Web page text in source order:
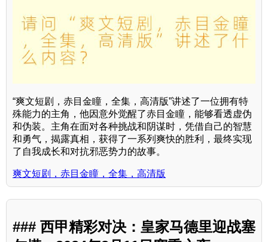
“爽文短剧，赤目金瞳，全集，高清版”讲述了一位拥有特
殊能力的主角，他因意外觉醒了赤目金瞳，能够看透虚伪
和伪装。主角在面对各种挑战和阴谋时，凭借自己的智慧
和勇气，揭露真相，获得了一系列爽快的胜利，最终实现
了自我成长和对抗邪恶势力的故事。
爽文短剧，赤目金瞳，全集，高清版
### 西甲精彩对决：皇家马德里迎战塞